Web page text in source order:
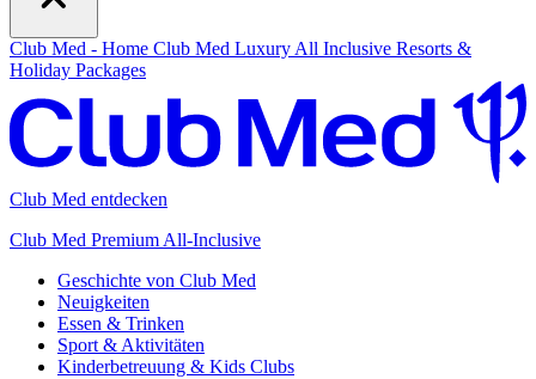
Club Med - Home Club Med Luxury All Inclusive Resorts &
Holiday Packages
Club Med entdecken
Club Med Premium All-Inclusive
Geschichte von Club Med
Neuigkeiten
Essen & Trinken
Sport & Aktivitäten
Kinderbetreuung & Kids Clubs